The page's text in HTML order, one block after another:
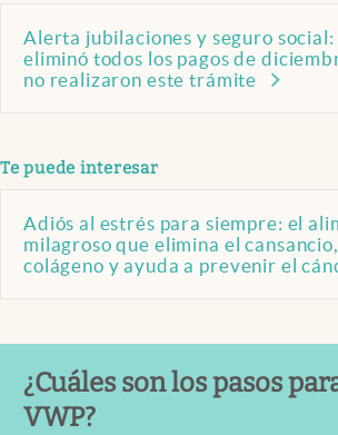
Alerta jubilaciones y seguro
eliminó todos los pagos de
no realizaron este trámite
Te puede interesar
Adiós al estrés para siempre: el
milagroso que elimina el
colágeno y ayuda a prevenir el
¿Cuáles son los pasos
VWP?